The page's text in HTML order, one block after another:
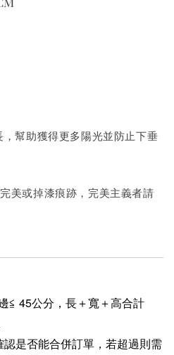
幫助獲得更多陽光並防止下垂
美或掉漆痕跡，完美主義者請
45公分，長＋寬＋高合計
是否能合併訂單，若超過則需